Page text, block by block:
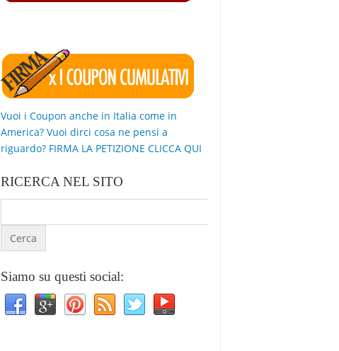
Vuoi i Coupon anche in Italia come in
America? Vuoi dirci cosa ne pensi a
riguardo? FIRMA LA PETIZIONE CLICCA QUI
RICERCA NEL SITO
Siamo su questi social: